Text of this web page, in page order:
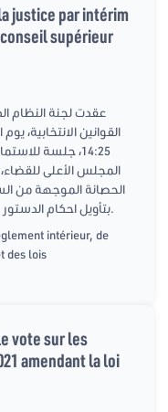
justice par intérim
supérieur
عقدت لجنة النظام
14:25، جلسة
المجلس الأعلى
الحصانة الموجهة من
بتأويل احكام الدستور ذات الصلة، وذلك بحضور 15 نائبا ونائبة.
intérieur, de
des lois
vote sur les
amendant la loi